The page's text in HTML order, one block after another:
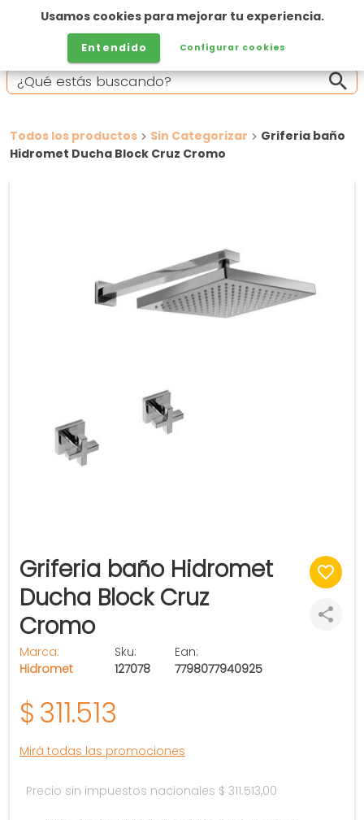
Todos los productos Sin Categorizar
Griferia baño
Hidromet Ducha Block Cruz Cromo
Griferia baño Hidromet
Ducha Block Cruz
Cromo
Marca:
Hidromet
Sku:
127078
Ean:
7798077940925
$311.513
Mirá todas las promociones
Precio sin impuestos nacionales $ 311.513,00
Usamos cookies para mejorar tu experiencia.
Entendido Configurar cookies